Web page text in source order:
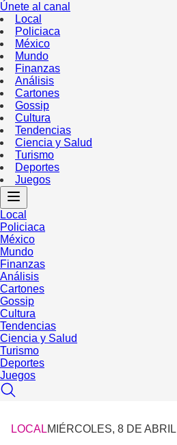
Únete al canal
Local
Policiaca
México
Mundo
Finanzas
Análisis
Cartones
Gossip
Cultura
Tendencias
Ciencia y Salud
Turismo
Deportes
Juegos
Local
Policiaca
México
Mundo
Finanzas
Análisis
Cartones
Gossip
Cultura
Tendencias
Ciencia y Salud
Turismo
Deportes
Juegos
LOCALMIÉRCOLES, 8 DE